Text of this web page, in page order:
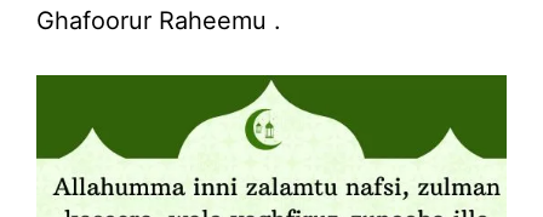
Ghafoorur Raheemu .